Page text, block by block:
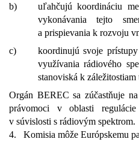
b)
uľahčujú koordináciu
vykonávania tejto
a prispievania k rozvoju
c)
koordinujú svoje
využívania rádiového
stanoviská k
Orgán BEREC sa zúčastňuje
právomoci v oblasti
v súvislosti s rádiovým spektrom.
4.
Komisia môže Európskemu